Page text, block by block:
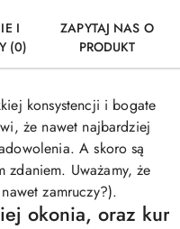
I
(0)
ZAPYTAJ NAS O
PRODUKT
konsystencji i bogate
że nawet najbardziej
A skoro są
zdaniem. Uważamy, że
zamruczy?).
okonia, oraz